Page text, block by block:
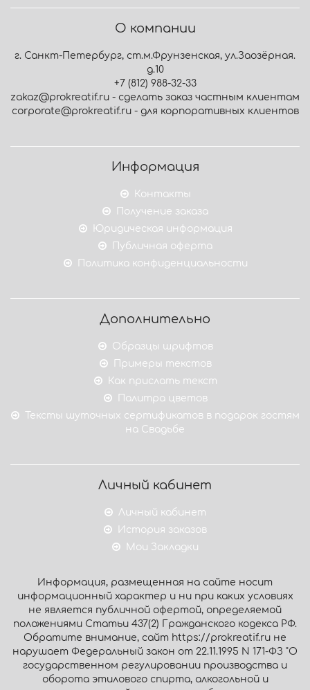
О компании
г. Санкт-Петербург, ст.м.Фрунзенская, ул.Заозёрная.
д.10
+7 (812) 988-32-33
zakaz@prokreatif.ru - сделать заказ частным клиентам
corporate@prokreatif.ru - для корпоративных клиентов
Информация
Контакты
Получение заказа
Юридическая информация
Публичная оферта
Политика конфиденциальности
Дополнительно
Образцы шрифтов
Примеры текстов
Как прислать текст
Палитра цветов
Тексты шуточных сертификатов в подарок гостям
на Свадьбе
Личный кабинет
Личный кабинет
История заказов
Мои Закладки
Информация, размещенная на сайте носит
информационный характер и ни при каких условиях
не является публичной офертой, определяемой
положениями Статьи 437(2) Гражданского кодекса РФ.
Обратите внимание, сайт https://prokreatif.ru не
нарушает Федеральный закон от 22.11.1995 N 171-ФЗ "О
государственном регулировании производства и
оборота этилового спирта, алкогольной и